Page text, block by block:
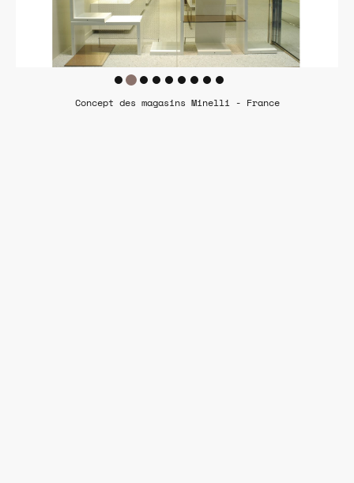
Concept des magasins Minelli - France